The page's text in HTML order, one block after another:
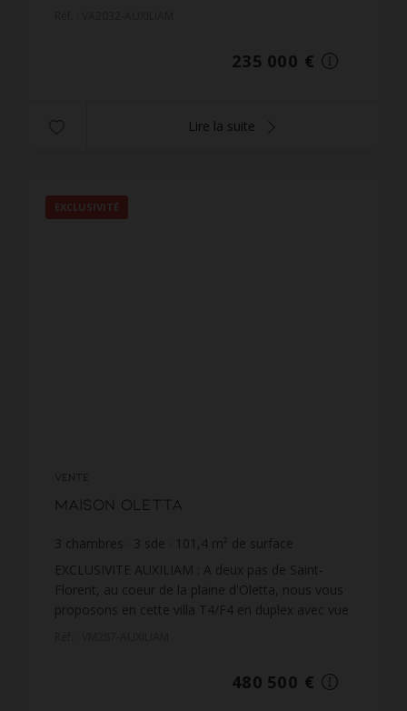
235 000 €
Lire la suite
EXCLUSIVITÉ
VENTE
Maison Oletta
3 chambres 3 sde 101,4 m² de surface
4 738,66 €prix / m²
EXCLUSIVITE AUXILIAM : A deux pas de Saint-
Florent, au coeur de la plaine d'Oletta, nous vous
proposons en cette villa T4/F4 en duplex avec vue
480 500 €